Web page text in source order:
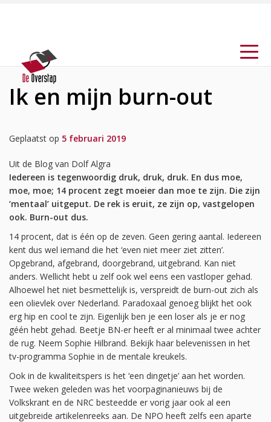
Ik en mijn burn-out
Geplaatst op 5 februari 2019
Uit de Blog van Dolf Algra
Iedereen is tegenwoordig druk, druk, druk. En dus moe,
moe, moe; 14 procent zegt moeier dan moe te zijn. Die zijn
‘mentaal’ uitgeput. De rek is eruit, ze zijn op, vastgelopen
ook. Burn-out dus.
14 procent, dat is één op de zeven. Geen gering aantal. Iedereen
kent dus wel iemand die het ‘even niet meer ziet zitten’.
Opgebrand, afgebrand, doorgebrand, uitgebrand. Kan niet
anders. Wellicht hebt u zelf ook wel eens een vastloper gehad.
Alhoewel het niet besmettelijk is, verspreidt de burn-out zich als
een olievlek over Nederland. Paradoxaal genoeg blijkt het ook
erg hip en cool te zijn. Eigenlijk ben je een loser als je er nog
géén hebt gehad. Beetje BN-er heeft er al minimaal twee achter
de rug. Neem Sophie Hilbrand. Bekijk haar belevenissen in het
tv-programma Sophie in de mentale kreukels.
Ook in de kwaliteitspers is het ‘een dingetje’ aan het worden.
Twee weken geleden was het voorpaginanieuws bij de
Volkskrant en de NRC besteedde er vorig jaar ook al een
uitgebreide artikelenreeks aan. De NPO heeft zelfs een aparte